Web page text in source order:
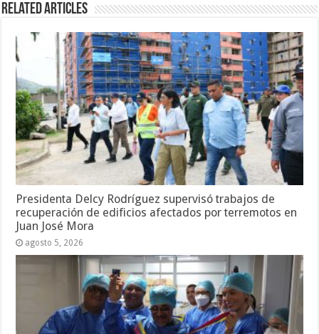
Related Articles
Presidenta Delcy Rodríguez supervisó trabajos de
recuperación de edificios afectados por terremotos en
Juan José Mora
agosto 5, 2026